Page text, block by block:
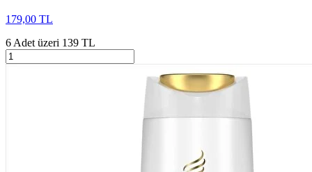
179,00 TL
6 Adet üzeri 139 TL